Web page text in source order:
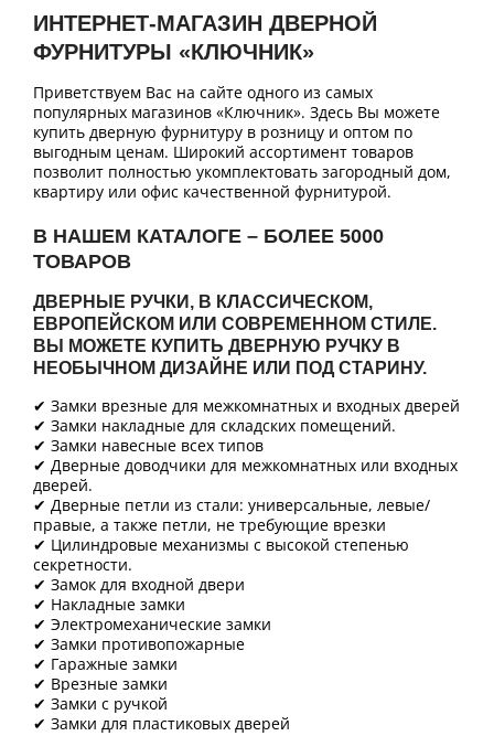
ИНТЕРНЕТ-МАГАЗИН ДВЕРНОЙ
ФУРНИТУРЫ «КЛЮЧНИК»
Приветствуем Вас на сайте одного из самых
популярных магазинов «Ключник». Здесь Вы можете
купить дверную фурнитуру в розницу и оптом по
выгодным ценам. Широкий ассортимент товаров
позволит полностью укомплектовать загородный дом,
квартиру или офис качественной фурнитурой.
В НАШЕМ КАТАЛОГЕ – БОЛЕЕ 5000
ТОВАРОВ
ДВЕРНЫЕ РУЧКИ, В КЛАССИЧЕСКОМ,
ЕВРОПЕЙСКОМ ИЛИ СОВРЕМЕННОМ СТИЛЕ.
ВЫ МОЖЕТЕ КУПИТЬ ДВЕРНУЮ РУЧКУ В
НЕОБЫЧНОМ ДИЗАЙНЕ ИЛИ ПОД СТАРИНУ.
✔ Замки врезные для межкомнатных и входных дверей
✔ Замки накладные для складских помещений.
✔ Замки навесные всех типов
✔ Дверные доводчики для межкомнатных или входных
дверей.
✔ Дверные петли из стали: универсальные, левые/
правые, а также петли, не требующие врезки
✔ Цилиндровые механизмы с высокой степенью
секретности.
✔ Замок для входной двери
✔ Накладные замки
✔ Электромеханические замки
✔ Замки противопожарные
✔ Гаражные замки
✔ Врезные замки
✔ Замки с ручкой
✔ Замки для пластиковых дверей